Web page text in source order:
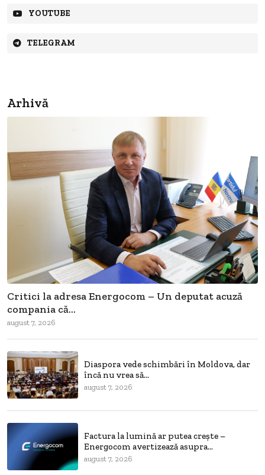
YOUTUBE
TELEGRAM
Arhivă
Critici la adresa Energocom – Un deputat acuză
compania că...
august 7, 2026
Diaspora vede schimbări în Moldova, dar
încă nu vrea să...
august 7, 2026
Factura la lumină ar putea crește –
Energocom avertizează asupra...
august 7, 2026